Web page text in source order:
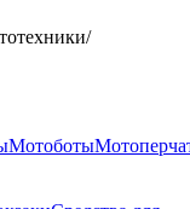
/
Мотоботы